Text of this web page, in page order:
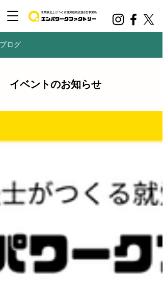
ブログ
イベントのお知らせ